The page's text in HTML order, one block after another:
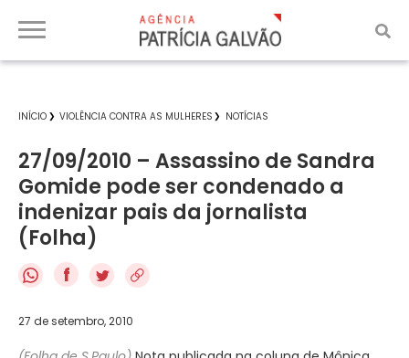
INÍCIO VIOLÊNCIA CONTRA AS MULHERES NOTÍCIAS
27/09/2010 – Assassino de Sandra
Gomide pode ser condenado a
indenizar pais da jornalista
(Folha)
f
27 de setembro, 2010